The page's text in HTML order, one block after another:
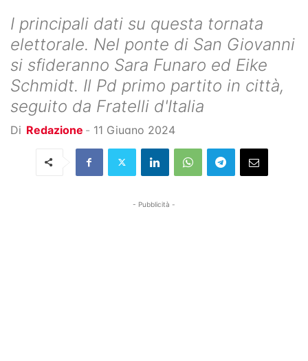
I principali dati su questa tornata
elettorale. Nel ponte di San Giovanni
si sfideranno Sara Funaro ed Eike
Schmidt. Il Pd primo partito in città,
seguito da Fratelli d'Italia
Di Redazione - 11 Giugno 2024
- Pubblicità -